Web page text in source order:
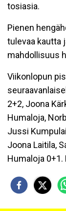
tosiasia.
Pienen
tulevaa kautta
mahdollisuus
Viikonlopun
2+2, Joona
Humaloja,
Jussi
Joona Laitila,
Humaloja 0+1.